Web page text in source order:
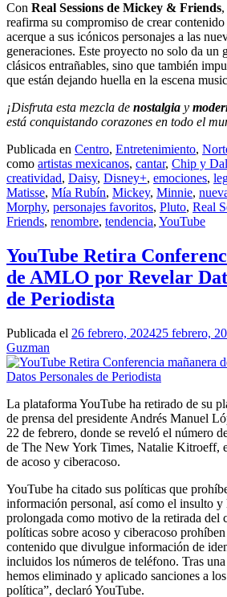
Con Real Sessions de Mickey & Friends
reafirma su compromiso de crear
acerque a sus icónicos personajes a las
generaciones. Este proyecto no solo da un
clásicos entrañables, sino que también
que están dejando huella en la escena
¡Disfruta esta mezcla de nostalgia y
está conquistando corazones en todo el
Publicada en Centro, Entretenimiento,
como artistas mexicanos, cantar, Chip y
creatividad, Daisy, Disney+, emociones,
Matisse, Mía Rubín, Mickey, Minnie,
Morphy, personajes favoritos, Pluto, Real
Friends, renombre, tendencia, YouTube
YouTube Retira
de AMLO por Revelar
de Periodista
Publicada el 26 febrero, 202425 febrero,
Guzman
La plataforma YouTube ha retirado de su
de prensa del presidente Andrés Manuel
22 de febrero, donde se reveló el número
de The New York Times, Natalie Kitroeff,
de acoso y ciberacoso.
YouTube ha citado sus políticas que
información personal, así como el insulto y
prolongada como motivo de la retirada del
políticas sobre acoso y ciberacoso
contenido que divulgue información de
incluidos los números de teléfono. Tras
hemos eliminado y aplicado sanciones a
política”, declaró YouTube.